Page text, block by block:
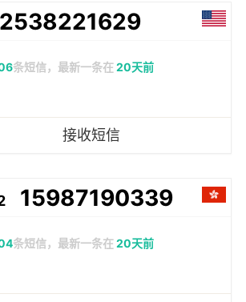
2538221629
条短信，最新一条在20天前
接收短信
15987190339
条短信，最新一条在20天前